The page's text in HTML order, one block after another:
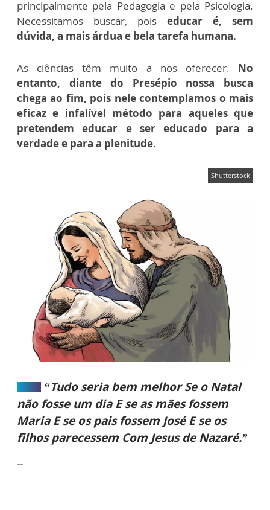
principalmente pela Pedagogia e pela Psicologia.
Necessitamos buscar, pois educar é, sem
dúvida, a mais árdua e bela tarefa humana.
As ciências têm muito a nos oferecer. No
entanto, diante do Presépio nossa busca
chega ao fim, pois nele contemplamos o mais
eficaz e infalível método para aqueles que
pretendem educar e ser educado para a
verdade e para a plenitude.
Shutterstock
“Tudo seria bem melhor Se o Natal
não fosse um dia E se as mães fossem
Maria E se os pais fossem José E se os
filhos parecessem Com Jesus de Nazaré.”